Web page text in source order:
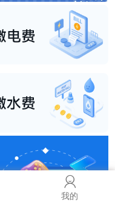
我的